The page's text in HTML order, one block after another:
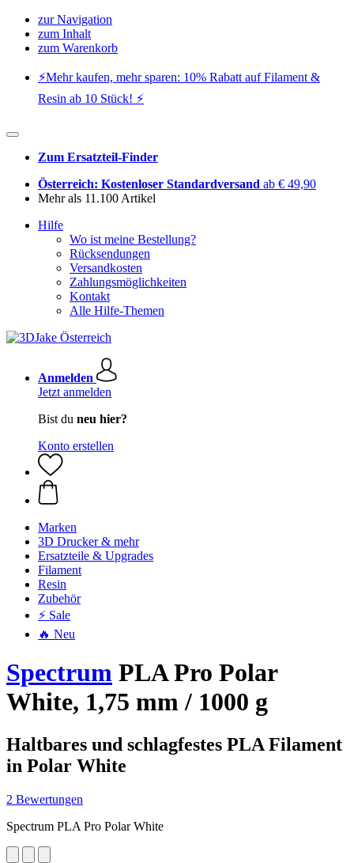
zur Navigation
zum Inhalt
zum Warenkorb
⚡️Mehr kaufen, mehr sparen: 10% Rabatt auf Filament &
Resin ab 10 Stück! ⚡️
Zum Ersatzteil-Finder
Österreich: Kostenloser Standardversand ab € 49,90
Mehr als 11.100 Artikel
Hilfe
Wo ist meine Bestellung?
Rücksendungen
Versandkosten
Zahlungsmöglichkeiten
Kontakt
Alle Hilfe-Themen
Anmelden
Jetzt anmelden
Bist du neu hier?
Konto erstellen
Marken
3D Drucker & mehr
Ersatzteile & Upgrades
Filament
Resin
Zubehör
⚡ Sale
🔥 Neu
Spectrum PLA Pro Polar
White, 1,75 mm / 1000 g
Haltbares und schlagfestes PLA Filament
in Polar White
2 Bewertungen
Spectrum PLA Pro Polar White